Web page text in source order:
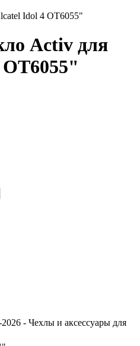
Idol 4 OT6055"
Activ для
- Чехлы и аксессуары для